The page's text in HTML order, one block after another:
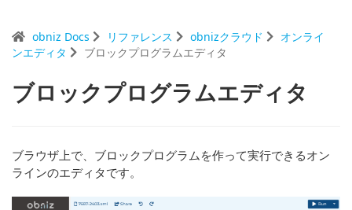
obniz Docs リファレンス obnizクラウド
オンライ
ンエディタ
ブロックプログラムエディタ
ブロックプログラムエディタ
ブラウザ上で、ブロックプログラムを作って実行できるオン
ラインのエディタです。